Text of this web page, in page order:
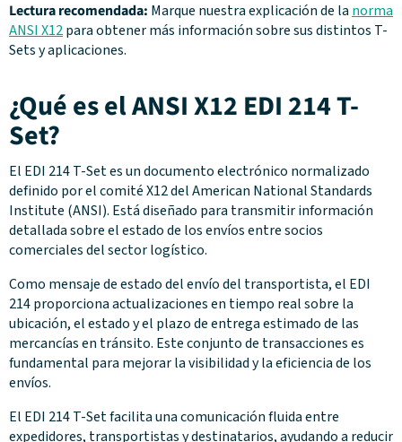
Lectura recomendada: Marque nuestra explicación de la norma
ANSI X12para obtener más información sobre sus distintos T-
Sets y aplicaciones.
¿Qué es el ANSI X12 EDI 214 T-
Set?
El EDI 214 T-Set es un documento electrónico normalizado
definido por el comité X12 del American National Standards
Institute (ANSI). Está diseñado para transmitir información
detallada sobre el estado de los envíos entre socios
comerciales del sector logístico.
Como mensaje de estado del envío del transportista, el EDI
214 proporciona actualizaciones en tiempo real sobre la
ubicación, el estado y el plazo de entrega estimado de las
mercancías en tránsito. Este conjunto de transacciones es
fundamental para mejorar la visibilidad y la eficiencia de los
envíos.
El EDI 214 T-Set facilita una comunicación fluida entre
expedidores, transportistas y destinatarios, ayudando a reducir